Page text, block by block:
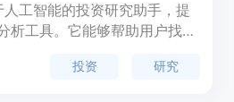
工智能的投资研究助手，提
析工具。它能够帮助用户找到
的投资决策。MichaelAi提供
投资 研究